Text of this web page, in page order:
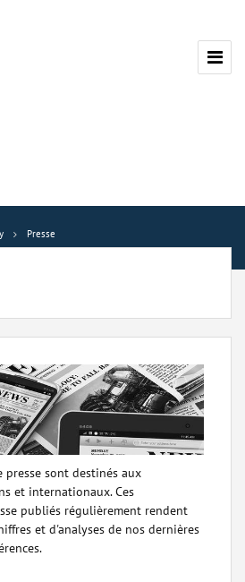
Presse
presse sont destinés aux
et internationaux. Ces
publiés régulièrement rendent
et d'analyses de nos dernières